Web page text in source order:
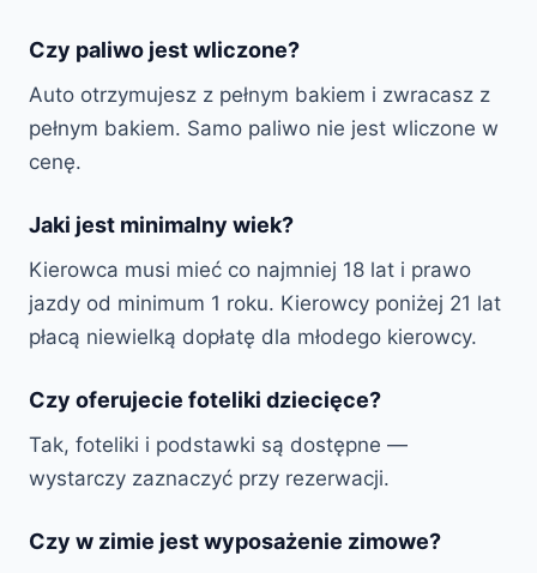
Czy paliwo jest wliczone?
Auto otrzymujesz z pełnym bakiem i zwracasz z
pełnym bakiem. Samo paliwo nie jest wliczone w
cenę.
Jaki jest minimalny wiek?
Kierowca musi mieć co najmniej 18 lat i prawo
jazdy od minimum 1 roku. Kierowcy poniżej 21 lat
płacą niewielką dopłatę dla młodego kierowcy.
Czy oferujecie foteliki dziecięce?
Tak, foteliki i podstawki są dostępne —
wystarczy zaznaczyć przy rezerwacji.
Czy w zimie jest wyposażenie zimowe?